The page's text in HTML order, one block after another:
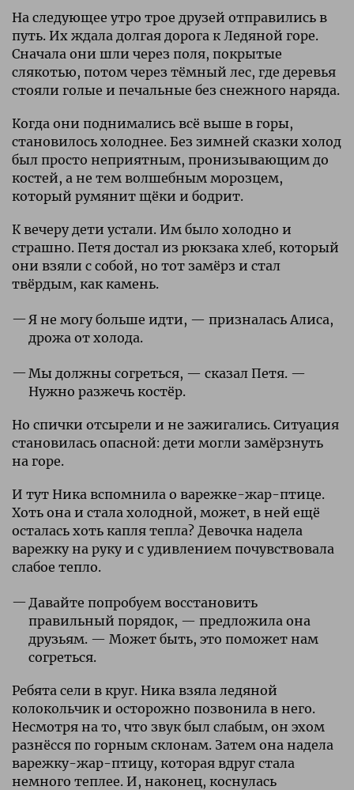
На следующее утро трое друзей отправились в
путь. Их ждала долгая дорога к Ледяной горе.
Сначала они шли через поля, покрытые
слякотью, потом через тёмный лес, где деревья
стояли голые и печальные без снежного наряда.
Когда они поднимались всё выше в горы,
становилось холоднее. Без зимней сказки холод
был просто неприятным, пронизывающим до
костей, а не тем волшебным морозцем,
который румянит щёки и бодрит.
К вечеру дети устали. Им было холодно и
страшно. Петя достал из рюкзака хлеб, который
они взяли с собой, но тот замёрз и стал
твёрдым, как камень.
Я не могу больше идти, — призналась Алиса,
дрожа от холода.
Мы должны согреться, — сказал Петя. —
Нужно разжечь костёр.
Но спички отсырели и не зажигались. Ситуация
становилась опасной: дети могли замёрзнуть
на горе.
И тут Ника вспомнила о варежке-жар-птице.
Хоть она и стала холодной, может, в ней ещё
осталась хоть капля тепла? Девочка надела
варежку на руку и с удивлением почувствовала
слабое тепло.
Давайте попробуем восстановить
правильный порядок, — предложила она
друзьям. — Может быть, это поможет нам
согреться.
Ребята сели в круг. Ника взяла ледяной
колокольчик и осторожно позвонила в него.
Несмотря на то, что звук был слабым, он эхом
разнёсся по горным склонам. Затем она надела
варежку-жар-птицу, которая вдруг стала
немного теплее. И, наконец, коснулась